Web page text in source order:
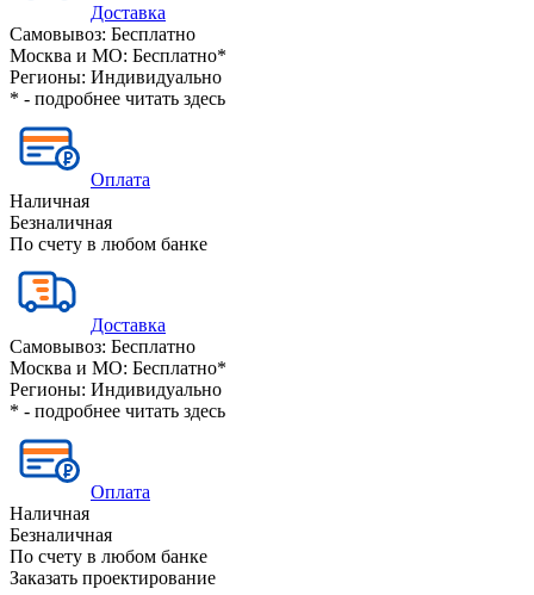
Доставка
Самовывоз: Бесплатно
Москва и МО: Бесплатно*
Регионы: Индивидуально
* - подробнее читать здесь
Оплата
Наличная
Безналичная
По счету в любом банке
Доставка
Самовывоз: Бесплатно
Москва и МО: Бесплатно*
Регионы: Индивидуально
* - подробнее читать здесь
Оплата
Наличная
Безналичная
По счету в любом банке
Заказать проектирование